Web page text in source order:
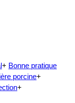
+ Bonne pratique
porcine+
+